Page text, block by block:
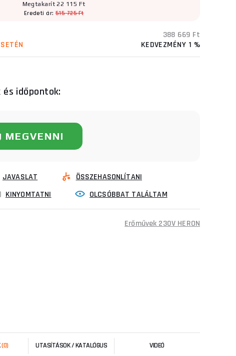
Megtakarít 22 115 Ft
Eredeti ár: 515 725 Ft
388 669 Ft
KEDVEZMÉNY 1 %
időpontok:
MEGVENNI
JAVASLAT
ÖSSZEHASONLÍTANI
KINYOMTATNI OLCSÓBBAT TALÁLTAM
Erőművek 230V HERON
(0) UTASÍTÁSOK / KATALÓGUS VIDEÓ